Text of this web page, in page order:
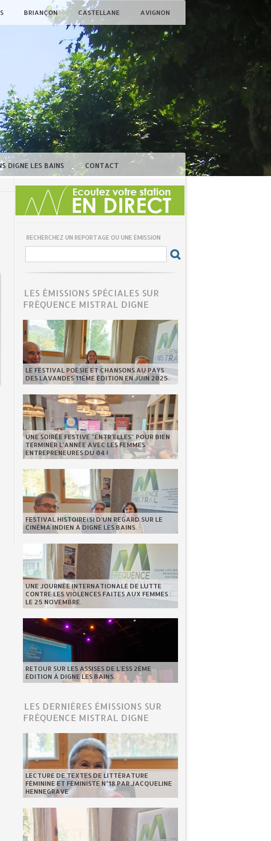
BRIANÇON CASTELLANE AVIGNON
DIGNE LES BAINS CONTACT
RECHERCHEZ UN REPORTAGE OU UNE ÉMISSION
LES ÉMISSIONS SPÉCIALES SUR
FRÉQUENCE MISTRAL DIGNE
LE FESTIVAL POÉSIE ET CHANSONS AU PAYS
DES LAVANDES 11ÈME ÉDITION EN JUIN 2025.
UNE SOIRÉE FESTIVE "ENTR'ELLES" POUR BIEN
TERMINER L'ANNÉE AVEC LES FEMMES
ENTREPRENEURES DU 04 !
FESTIVAL HISTOIRE(S) D'UN REGARD SUR LE
CINÉMA INDIEN À DIGNE LES BAINS.
UNE JOURNÉE INTERNATIONALE DE LUTTE
CONTRE LES VIOLENCES FAITES AUX FEMMES :
LE 25 NOVEMBRE.
RETOUR SUR LES ASSISES DE L'ESS 2ÈME
ÉDITION À DIGNE LES BAINS.
LES DERNIÈRES ÉMISSIONS SUR
FRÉQUENCE MISTRAL DIGNE
LECTURE DE TEXTES DE LITTÉRATURE
FÉMININE ET FÉMINISTE N°18 PAR JACQUELINE
HENNEGRAVE